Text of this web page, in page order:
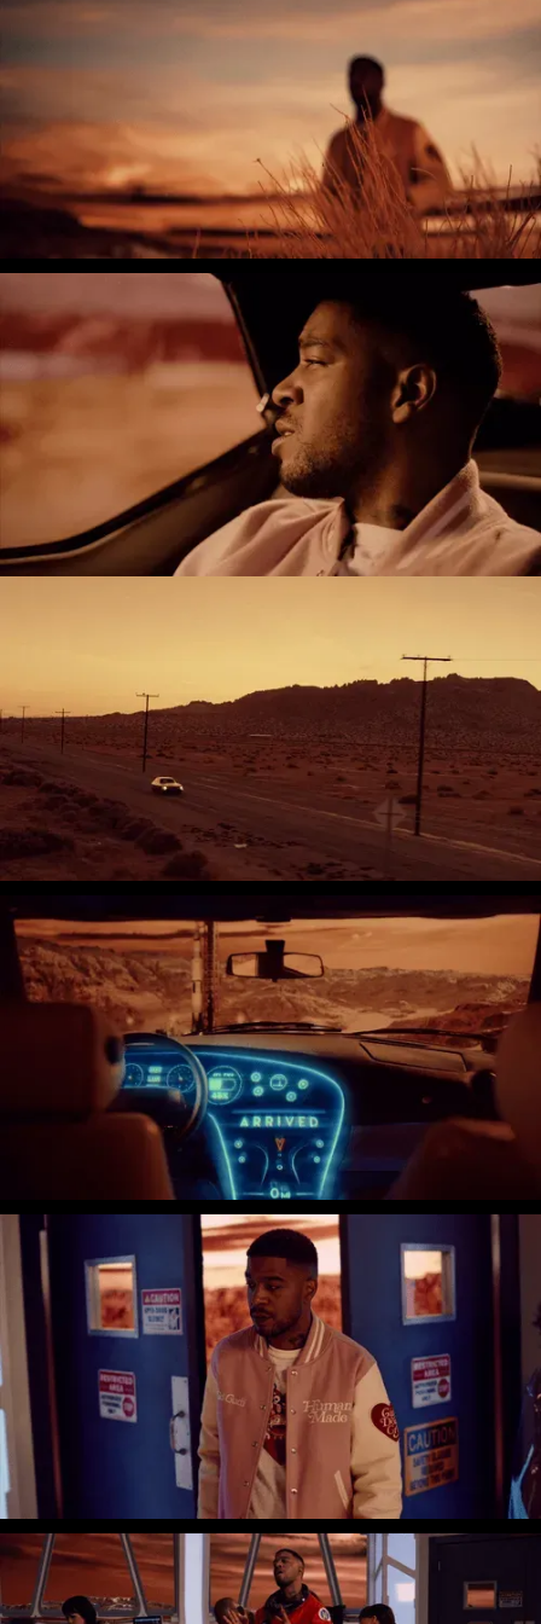
Muse - Simulation Theory World Tour
Usher - RNB Fridays Live
P!NK - Beautiful Trauma World Tour
Première mondiale de l'Audi e-tron